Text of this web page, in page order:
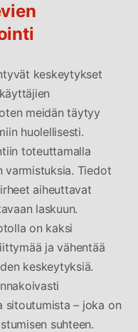
keskeytykset
meidän täytyy
huolellisesti.
toteuttamalla
varmistuksia. Tiedot
aiheuttavat
laskuun.
on kaksi
ja vähentää
keskeytyksiä.
sitoutumista – joka on
suhteen.